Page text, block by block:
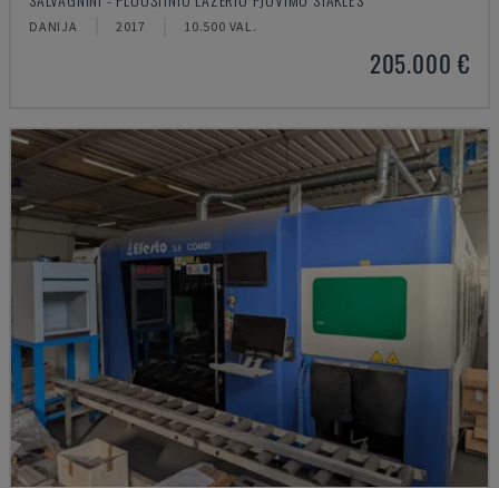
DANIJA 2017 10.500 VAL.
205.000 €